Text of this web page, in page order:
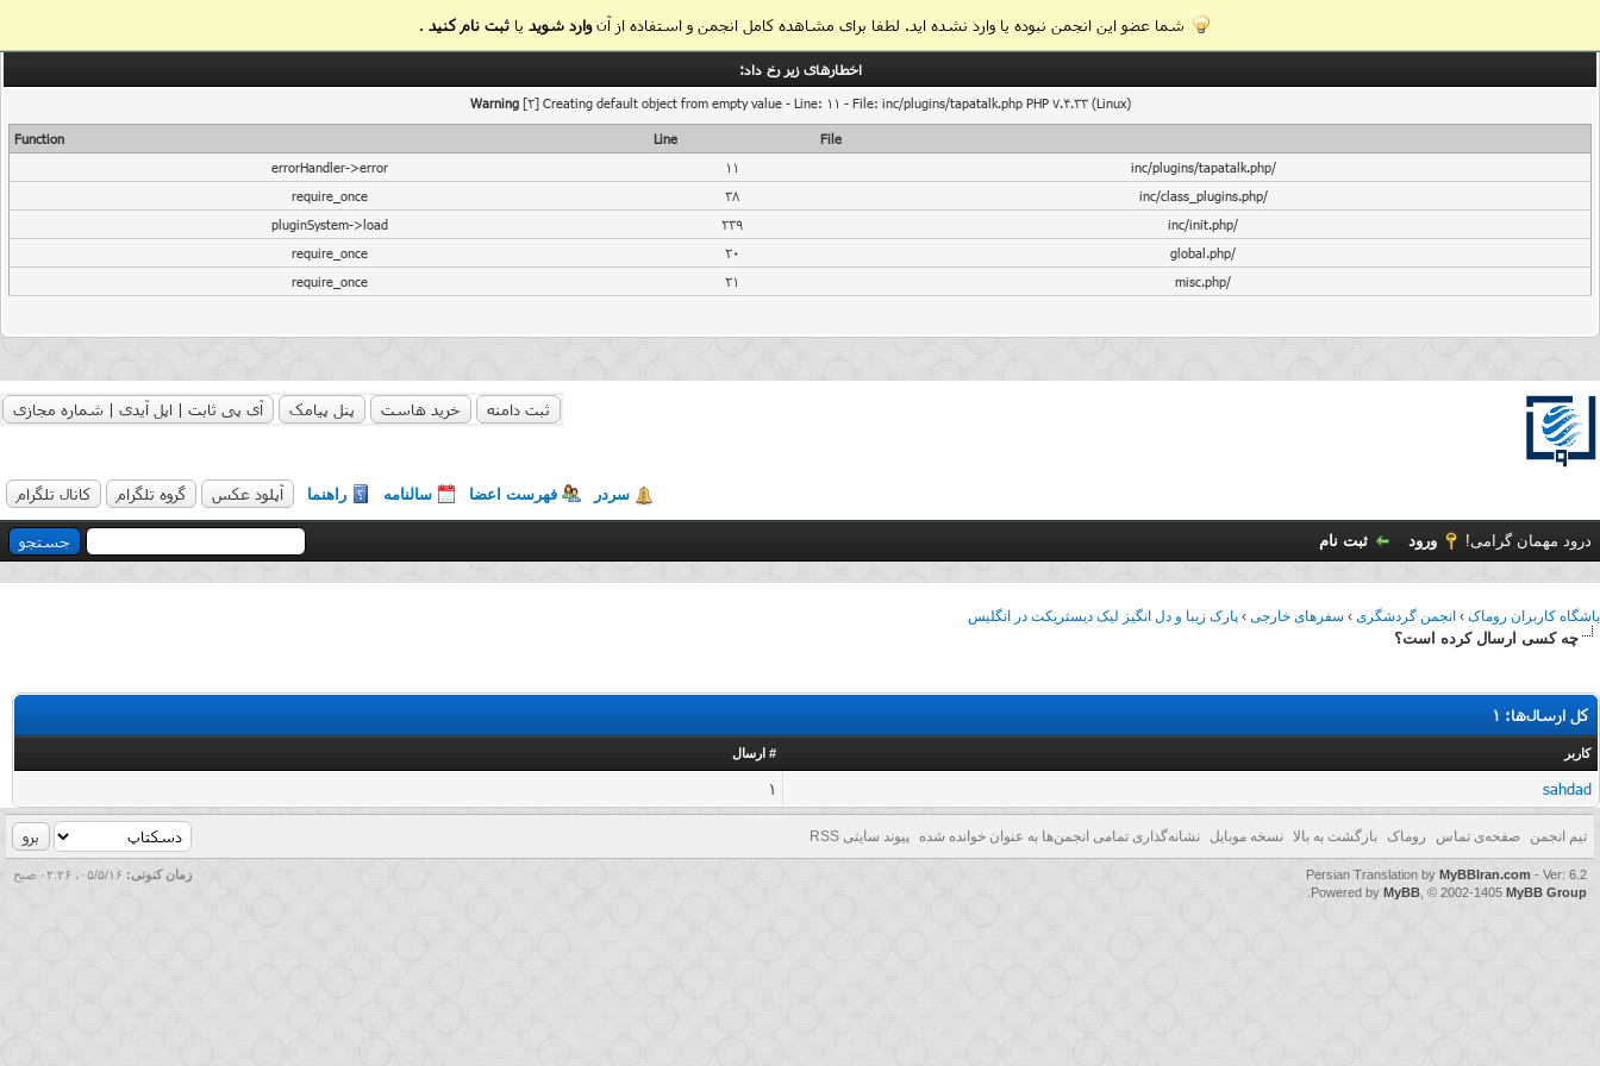
شما عضو این انجمن نبوده یا وارد نشده اید. لطفا برای مشاهده کامل انجمن و استفاده از آنوارد شوید یاثبت نام کنید .
اخطار‌های زیر رخ داد:
Warning[2] Creating default object from empty value - Line: 11 - File: inc/plugins/tapatalk.php PHP 7.4.33 (Linux)
File
Line
Function
/inc/plugins/tapatalk.php
11
errorHandler->error
/inc/class_plugins.php
38
require_once
/inc/init.php
239
pluginSystem->load
/global.php
20
require_once
/misc.php
21
require_once
ثبت دامنه خرید هاست پنل پیامک آی پی ثابت | اپل آیدی | شماره مجازی
سردر فهرست اعضا سالنامه راهنما آپلود عکس گروه تلگرام کانال تلگرام
درود مهمان گرامی! ورود ثبت نام
باشگاه کاربران روماک › انجمن گردشگری › سفرهای خارجی › پارک زیبا و دل انگیز لیک دیستریکت در انگلیس
چه کسی ارسال کرده است؟
کل ارسال‌ها: 1
کاربر # ارسال
sahdad
1
تیم انجمن صفحه‌ی تماس روماک بازگشت به بالا نسخه موبایل نشانه‌گذاری تمامی انجمن‌ها به عنوان خوانده شده پیوند سایتی RSS
زمان کنونی: ۰۵/۵/۱۶، ۰۲:۲۶ صبح Persian Translation by MyBBIran.com - Ver: 6.2
Powered by MyBB , © 2002-1405 MyBB Group